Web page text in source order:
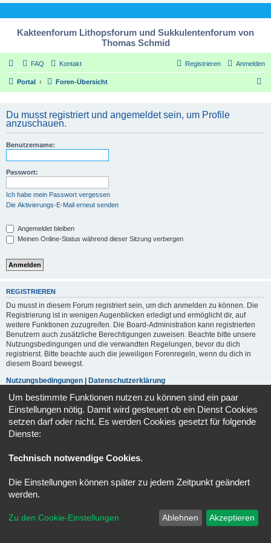
Kakteenforum Lithopsforum und Sukkulentenforum von
Thomas Schmid
FAQ Kontakt Anmelden
Registrieren
Portal Foren-Übersicht
Du musst registriert und angemeldet sein, um Profile
anzuschauen.
Benutzername:
Passwort:
Ich habe mein Passwort vergessen
Die Aktivierungs-E-Mail erneut senden
Angemeldet bleiben
Meinen Online-Status während dieser Sitzung verbergen
REGISTRIEREN
Du musst in diesem Forum registriert sein, um dich anmelden zu können. Die
Registrierung ist in wenigen Augenblicken erledigt und ermöglicht dir, auf
weitere Funktionen zuzugreifen. Die Board-Administration kann registrierten
Benutzern auch zusätzliche Berechtigungen zuweisen. Beachte bitte unsere
Nutzungsbedingungen und die verwandten Regelungen, bevor du dich
registrierst. Bitte beachte auch die jeweiligen Forenregeln, wenn du dich in
diesem Board bewegst.
Nutzungsbedingungen
Datenschutzerklärung
Registrieren
Powered byphpBB ® Forum Software © phpBB Limited
Datenschutz|Nutzungsbedingungen
Um bestimmte Funktionen nutzen zu können sind ein paar
Einstellungen nötig. Damit wird gesteuert ob ein Dienst Cookies
setzen darf oder nicht. Es werden Cookies gesetzt für folgende
Dienste:
Technisch notwendige Cookies.
Die Einstellungen können später zu jedem Zeitpunkt geändert
werden.
Zu den Cookie-Einstellungen Ablehnen Akzeptieren